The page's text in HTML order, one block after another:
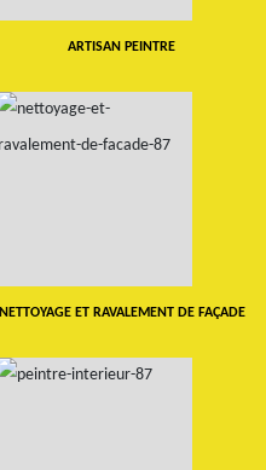
ARTISAN PEINTRE
NETTOYAGE ET RAVALEMENT DE FAÇADE